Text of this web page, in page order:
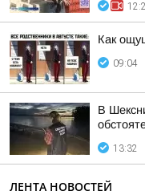
Как
09:04
В
13:32
ЛЕНТА НОВОСТЕЙ